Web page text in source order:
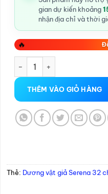
gian dự kiến khoảng
nhận địa chỉ và thời
🔥
Dương vật giả Serena 32
THÊM VÀO GIỎ HÀNG
Thẻ: Dương vật giả Serena 32